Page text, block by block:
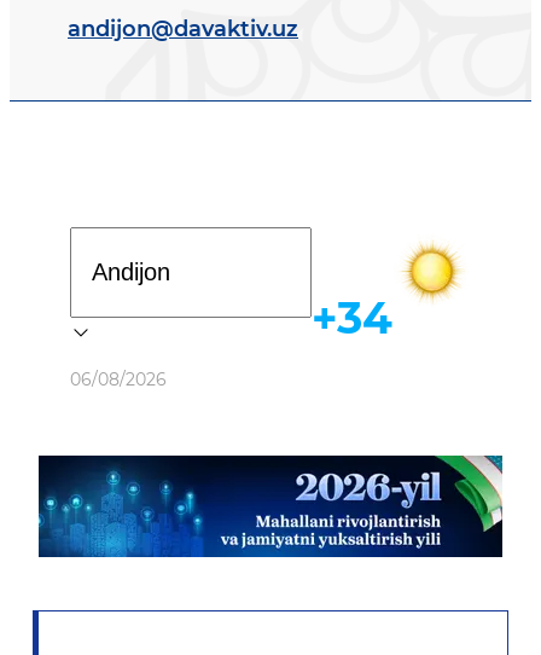
andijon@davaktiv.uz
Ob-havo
06/08/2026
+34